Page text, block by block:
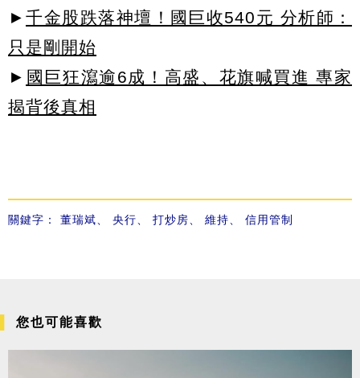
► 千金股跌落神壇！國巨收540元 分析師：
只是剛開始
► 國巨狂瀉逾6成！高盛、花旗喊買進 專家
揭背後真相
關鍵字： 董瑞斌 央行 打炒房 維持 信用管制
您也可能喜歡